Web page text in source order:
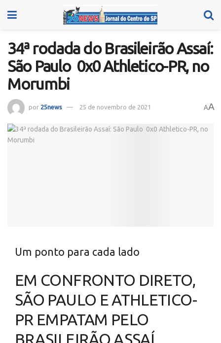
34ª rodada do Brasileirão Assaí:
São Paulo 0x0 Athletico-PR, no
Morumbi
por 25news 25 de novembro de 2021 AA
Um ponto para cada lado
EM CONFRONTO DIRETO,
SÃO PAULO E ATHLETICO-
PR EMPATAM PELO
BRASILEIRÃO ASSAÍ